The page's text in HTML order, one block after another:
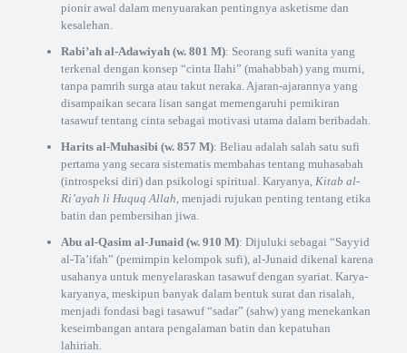
pionir awal dalam menyuarakan pentingnya asketisme dan
kesalehan.
Rabi’ah al-Adawiyah (w. 801 M): Seorang sufi wanita yang
terkenal dengan konsep “cinta Ilahi” (mahabbah) yang murni,
tanpa pamrih surga atau takut neraka. Ajaran-ajarannya yang
disampaikan secara lisan sangat memengaruhi pemikiran
tasawuf tentang cinta sebagai motivasi utama dalam beribadah.
Harits al-Muhasibi (w. 857 M): Beliau adalah salah satu sufi
pertama yang secara sistematis membahas tentang muhasabah
(introspeksi diri) dan psikologi spiritual. Karyanya, Kitab al-
Ri’ayah li Huquq Allah, menjadi rujukan penting tentang etika
batin dan pembersihan jiwa.
Abu al-Qasim al-Junaid (w. 910 M): Dijuluki sebagai “Sayyid
al-Ta’ifah” (pemimpin kelompok sufi), al-Junaid dikenal karena
usahanya untuk menyelaraskan tasawuf dengan syariat. Karya-
karyanya, meskipun banyak dalam bentuk surat dan risalah,
menjadi fondasi bagi tasawuf “sadar” (sahw) yang menekankan
keseimbangan antara pengalaman batin dan kepatuhan
lahiriah.